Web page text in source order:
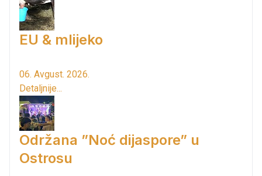
EU & mlijeko
06. Avgust. 2026.
Detaljnije...
Održana ”Noć dijaspore” u
Ostrosu